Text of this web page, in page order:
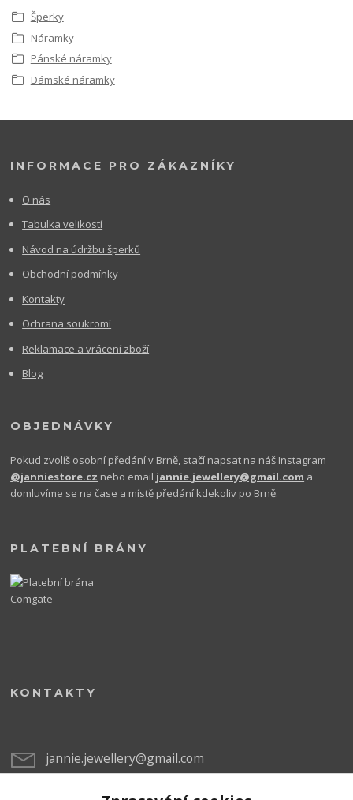
Šperky
Náramky
Pánské náramky
Dámské náramky
INFORMACE PRO ZÁKAZNÍKY
O nás
Tabulka velikostí
Návod na údržbu šperků
Obchodní podmínky
Kontakty
Ochrana soukromí
Reklamace a vrácení zboží
Blog
OBJEDNÁVKY
Pokud zvolíš osobní předání v Brně, stačí napsat na náš Instagram
@janniestore.cz nebo email jannie.jewellery@gmail.com a
domluvíme se na čase a místě předání kdekoliv po Brně.
PLATEBNÍ BRÁNY
KONTAKTY
jannie.jewellery@gmail.com